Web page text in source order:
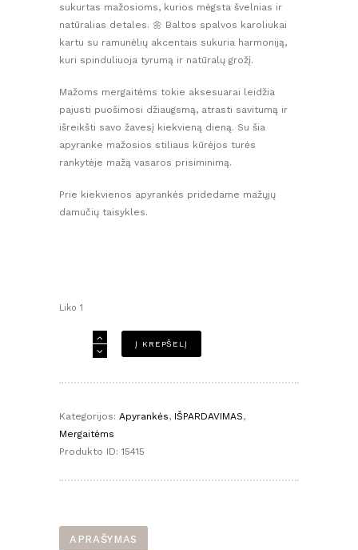
sukurtas mažosioms, kurios mėgsta švelnias ir
natūralias detales. 🌼 Baltos spalvos karoliukai
kartu su ramunėlių akcentais sukuria harmoniją,
kuri spinduliuoja tyrumą ir natūralų grožį.
Mažoms mergaitėms tokie aksesuarai leidžia
pajusti puošimosi džiaugsmą, atrasti savitumą ir
išreikšti savo žavesį kiekvieną dieną. Su šia
apyranke mažosios stiliaus kūrėjos turės
rankytėje mažą vasaros prisiminimą.
Prie kiekvienos apyrankės pridedame mažųjų
damučių taisykles.
Liko 1
produkto
mergaitei
balta
Į KREPŠELĮ
Kategorijos: Apyrankės, IŠPARDAVIMAS,
Mergaitėms
Produkto ID: 15415
APRAŠYMAS